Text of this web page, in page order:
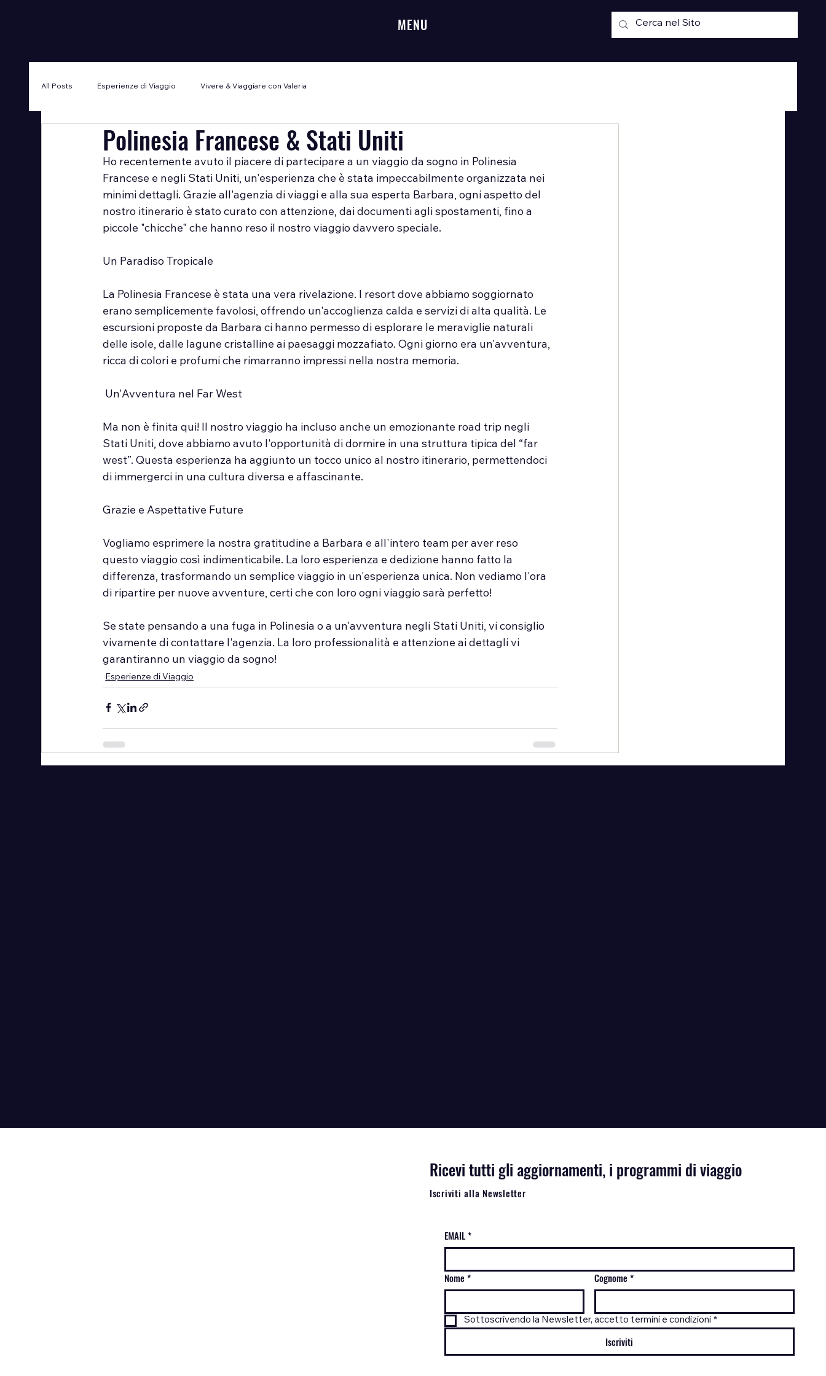
MENU
All Posts Esperienze di Viaggio Vivere & Viaggiare con Valeria
Polinesia Francese & Stati Uniti
Ho recentemente avuto il piacere di partecipare a un viaggio da sogno in Polinesia
Francese e negli Stati Uniti, un'esperienza che è stata impeccabilmente organizzata nei
minimi dettagli. Grazie all'agenzia di viaggi e alla sua esperta Barbara, ogni aspetto del
nostro itinerario è stato curato con attenzione, dai documenti agli spostamenti, fino a
piccole "chicche" che hanno reso il nostro viaggio davvero speciale.
Un Paradiso Tropicale
La Polinesia Francese è stata una vera rivelazione. I resort dove abbiamo soggiornato
erano semplicemente favolosi, offrendo un'accoglienza calda e servizi di alta qualità. Le
escursioni proposte da Barbara ci hanno permesso di esplorare le meraviglie naturali
delle isole, dalle lagune cristalline ai paesaggi mozzafiato. Ogni giorno era un'avventura,
ricca di colori e profumi che rimarranno impressi nella nostra memoria.
Un'Avventura nel Far West
Ma non è finita qui! Il nostro viaggio ha incluso anche un emozionante road trip negli
Stati Uniti, dove abbiamo avuto l'opportunità di dormire in una struttura tipica del “far
west”. Questa esperienza ha aggiunto un tocco unico al nostro itinerario, permettendoci
di immergerci in una cultura diversa e affascinante.
Grazie e Aspettative Future
Vogliamo esprimere la nostra gratitudine a Barbara e all'intero team per aver reso
questo viaggio così indimenticabile. La loro esperienza e dedizione hanno fatto la
differenza, trasformando un semplice viaggio in un'esperienza unica. Non vediamo l'ora
di ripartire per nuove avventure, certi che con loro ogni viaggio sarà perfetto!
Se state pensando a una fuga in Polinesia o a un'avventura negli Stati Uniti, vi consiglio
vivamente di contattare l'agenzia. La loro professionalità e attenzione ai dettagli vi
garantiranno un viaggio da sogno!
Esperienze di Viaggio
Ricevi tutti gli aggiornamenti, i programmi di viaggio
Iscriviti alla Newsletter
EMAIL*
Nome * Cognome *
Sottoscrivendo la Newsletter, accetto termini e condizioni *
Iscriviti